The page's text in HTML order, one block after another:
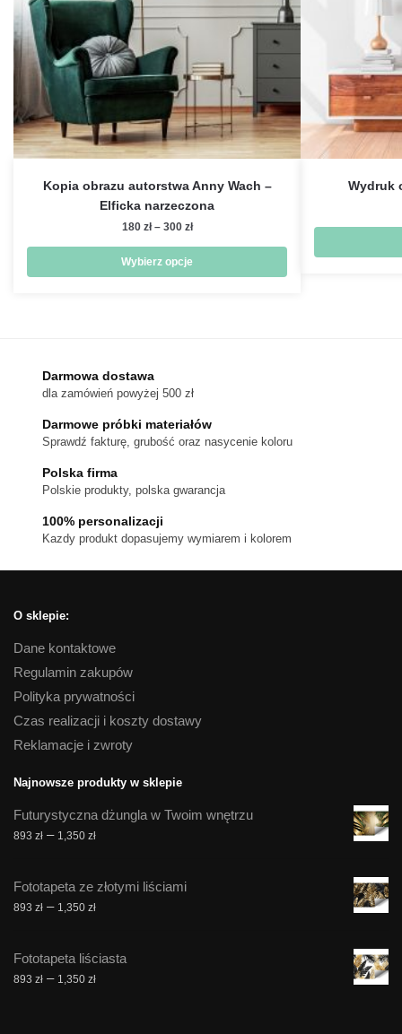
Kopia obrazu autorstwa Anny Wach –
Elficka narzeczona
180 zł – 300 złZakres
od
180 zł
Wybierz opcje
Opcje
można
wybrać
stronie
Wydruk
Darmowa dostawa
dla zamówień powyżej 500 zł
Darmowe próbki materiałów
Sprawdź fakturę, grubość oraz nasycenie koloru
Polska firma
Polskie produkty, polska gwarancja
100% personalizacji
Kazdy produkt dopasujemy wymiarem i kolorem
O sklepie:
Dane kontaktowe
Regulamin zakupów
Polityka prywatności
Czas realizacji i koszty dostawy
Reklamacje i zwroty
Najnowsze produkty w sklepie
Futurystyczna dżungla w Twoim wnętrzu
893 zł – 1,350 złZakres
893 zł
do
Fototapeta ze złotymi liściami
893 zł – 1,350 złZakres
893 zł
do
Fototapeta liściasta
893 zł – 1,350 złZakres